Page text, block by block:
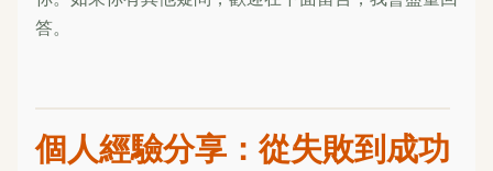
答。
個人經驗分享：從失敗到成功